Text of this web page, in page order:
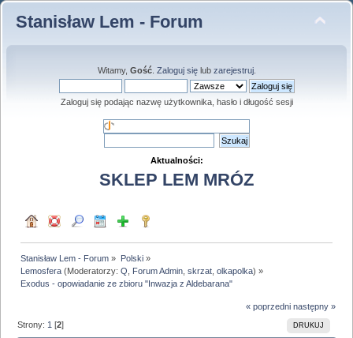
Stanisław Lem - Forum
Witamy, Gość. Zaloguj sięlub zarejestruj.
Zaloguj się podając nazwę użytkownika, hasło i długość sesji
Aktualności:
SKLEP LEM MRÓZ
Stanisław Lem - Forum » Polski»
Lemosfera (Moderatorzy:Q Forum Admin ,skrzat ,olkapolka) »
Exodus - opowiadanie ze zbioru "Inwazja z Aldebarana"
« poprzedni następny »
DRUKUJ
Strony: 1 [2]